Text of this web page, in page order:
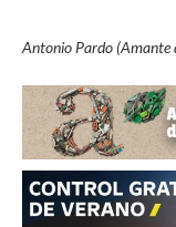
Antonio Pardo (Amante